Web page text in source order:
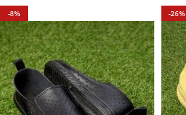
-8% -26%